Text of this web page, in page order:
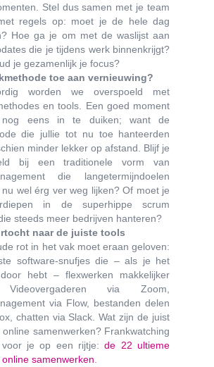
Stel dus samen met je team
regels op: moet je de hele dag
Hoe ga je om met de waslijst aan
die je tijdens werk binnenkrijgt?
je gezamenlijk je focus?
toe aan vernieuwing?
worden we overspoeld met
en tools. Een goed moment
eens in te duiken; want de
die jullie tot nu toe hanteerden
minder lekker op afstand. Blijf je
bij een traditionele vorm van
die langetermijndoelen
wel érg ver weg lijken? Of moet je
in de superhippe scrum
steeds meer bedrijven hanteren?
naar de juiste tools
rot in het vak moet eraan geloven:
software-snufjes die – als je het
hebt – flexwerken makkelijker
Videovergaderen via Zoom,
via Flow, bestanden delen
chatten via Slack. Wat zijn de juist
samenwerken? Frankwatching
voor je op een rijtje:de 22 ultieme
samenwerken